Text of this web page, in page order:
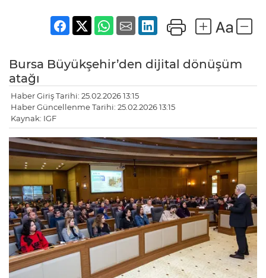
Bursa Büyükşehir’den dijital dönüşüm
atağı
Haber Giriş Tarihi: 25.02.2026 13:15
Haber Güncellenme Tarihi: 25.02.2026 13:15
Kaynak: IGF